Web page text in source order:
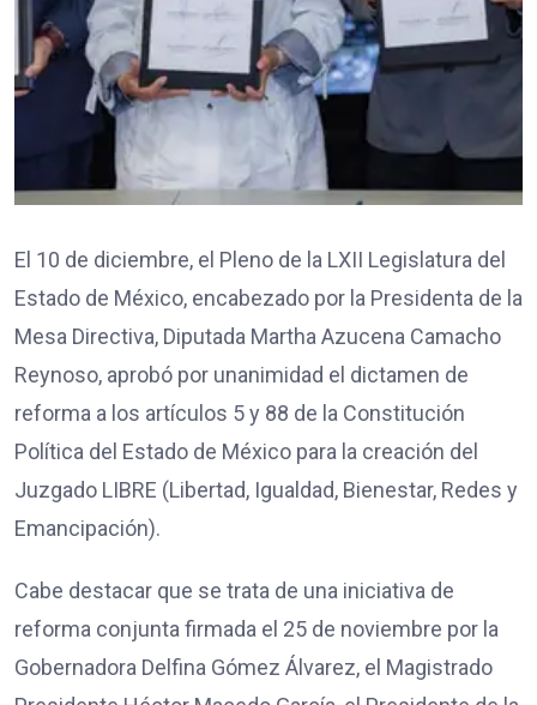
El 10 de diciembre, el Pleno de la LXII Legislatura del
Estado de México, encabezado por la Presidenta de la
Mesa Directiva, Diputada Martha Azucena Camacho
Reynoso, aprobó por unanimidad el dictamen de
reforma a los artículos 5 y 88 de la Constitución
Política del Estado de México para la creación del
Juzgado LIBRE (Libertad, Igualdad, Bienestar, Redes y
Emancipación).
Cabe destacar que se trata de una iniciativa de
reforma conjunta firmada el 25 de noviembre por la
Gobernadora Delfina Gómez Álvarez, el Magistrado